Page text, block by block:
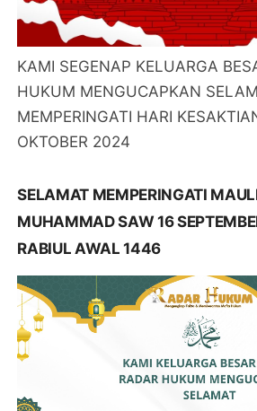
KAMI SEGENAP KELUARGA
HUKUM MENGUCAPKAN
MEMPERINGATI HARI
OKTOBER 2024
SELAMAT MEMPERINGATI
MUHAMMAD SAW 16
RABIUL AWAL 1446